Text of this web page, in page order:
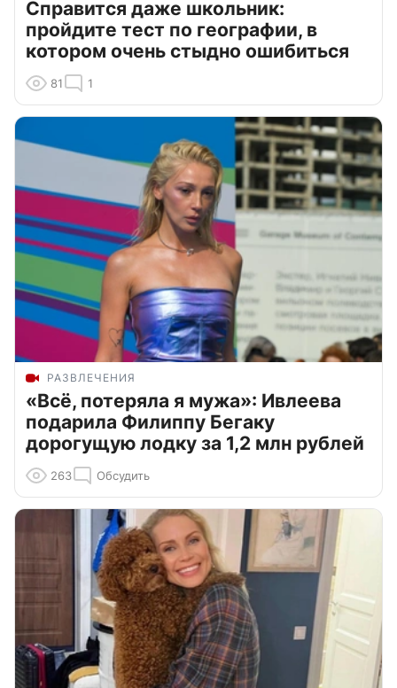
Справится даже школьник:
пройдите тест по географии, в
котором очень стыдно ошибиться
81 1
РАЗВЛЕЧЕНИЯ
«Всё, потеряла я мужа»: Ивлеева
подарила Филиппу Бегаку
дорогущую лодку за 1,2 млн рублей
263 Обсудить